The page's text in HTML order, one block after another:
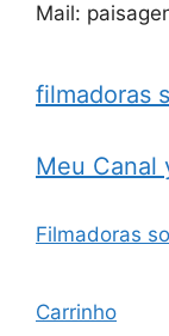
Mail:
filmadoras
Meu Canal
Filmadoras
Carrinho